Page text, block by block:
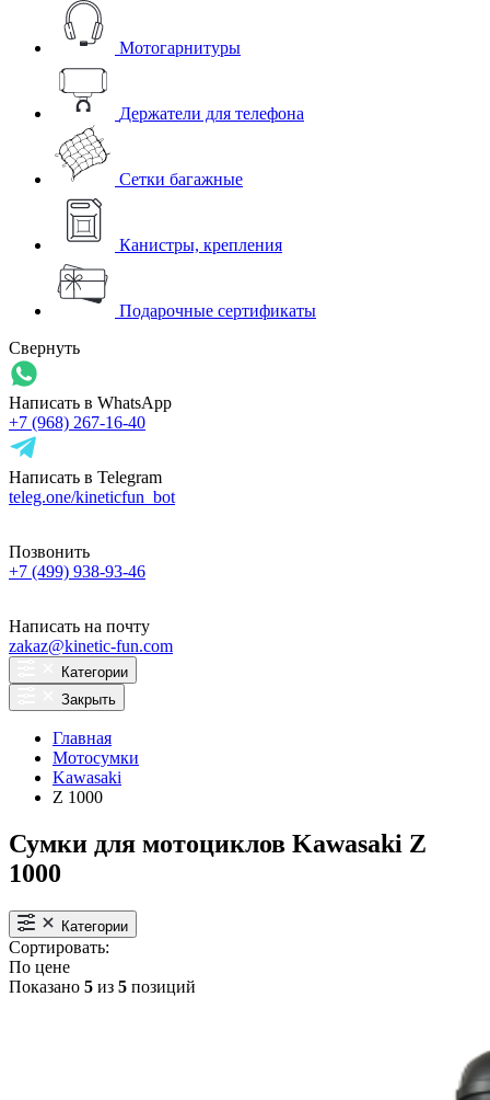
Мотогарнитуры
Держатели для телефона
Сетки багажные
Канистры, крепления
Подарочные сертификаты
Свернуть
Написать в WhatsApp
+7 (968) 267-16-40
Написать в Telegram
teleg.one/kineticfun_bot
Позвонить
+7 (499) 938-93-46
Написать на почту
zakaz@kinetic-fun.com
Категории
Закрыть
Главная
Мотосумки
Kawasaki
Z 1000
Сумки для мотоциклов Kawasaki Z
1000
Категории
Сортировать:
По цене
Показано 5 из 5 позиций